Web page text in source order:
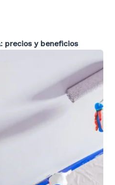
: precios y beneficios